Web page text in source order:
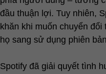
đầu thuận lợi. Tuy nhiên,
khăn khi muốn chuyển
họ sang sử dụng phiên
Spotify đã giải quyết tình